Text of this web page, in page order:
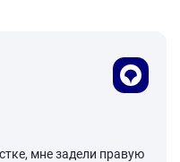
мне задели правую